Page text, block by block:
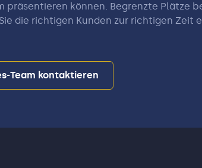
präsentieren können. Begrenzte Plätze
die richtigen Kunden zur richtigen Zeit
Team kontaktieren